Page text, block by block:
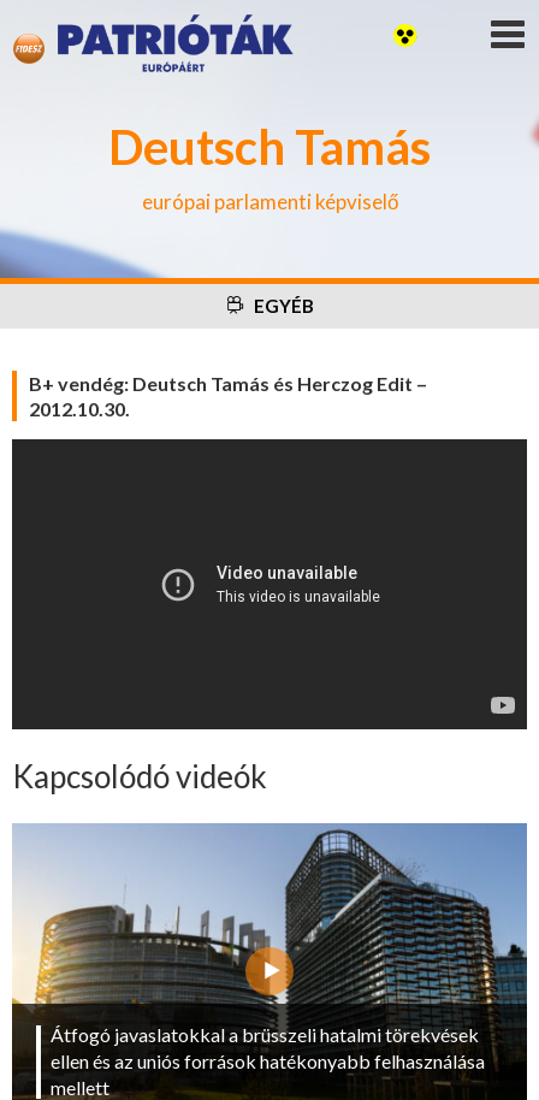
Deutsch Tamás
európai parlamenti képviselő
EGYÉB
B+ vendég: Deutsch Tamás és Herczog Edit –
2012.10.30.
Kapcsolódó videók
Átfogó javaslatokkal a brüsszeli hatalmi törekvések
ellen és az uniós források hatékonyabb felhasználása
mellett